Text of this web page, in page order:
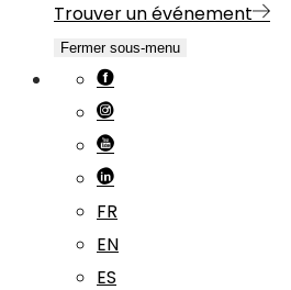
Trouver un événement
Fermer sous-menu
FR
EN
ES